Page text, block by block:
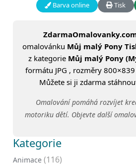
Barva online Tisk
omalovánku Můj malý Pony
z kategorie Můj malý Pony
formátu JPG , rozměry
Můžete si ji zdarma
Omalování pomáhá rozvíjet
motoriku dětí. Objevte další
Kategorie
Animace (116)